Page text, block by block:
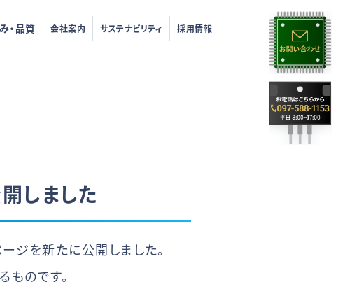
・品質 会社案内 サステナビリティ 採用情報
しました
ジを新たに公開しました。
のです。